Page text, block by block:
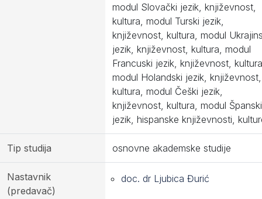
modul Slovački jezik, književnost,
kultura, modul Turski jezik,
književnost, kultura, modul
jezik, književnost, kultura, modul
Francuski jezik, književnost,
modul Holandski jezik, književnost,
kultura, modul Češki jezik,
književnost, kultura, modul Španski
jezik, hispanske književnosti,
Tip studija osnovne akademske studije
Nastavnik
(predavač)
doc. dr Ljubica Đurić